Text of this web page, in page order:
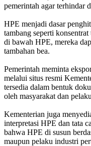
pemerintah agar terhindar
HPE menjadi dasar
tambang seperti
di bawah HPE, mereka
tambahan bea.
Pemerintah meminta
melalui situs resmi
tersedia dalam bentuk
oleh masyarakat dan
Kementerian juga
interpretasi HPE dan tata
bahwa HPE di susun
maupun pelaku industri